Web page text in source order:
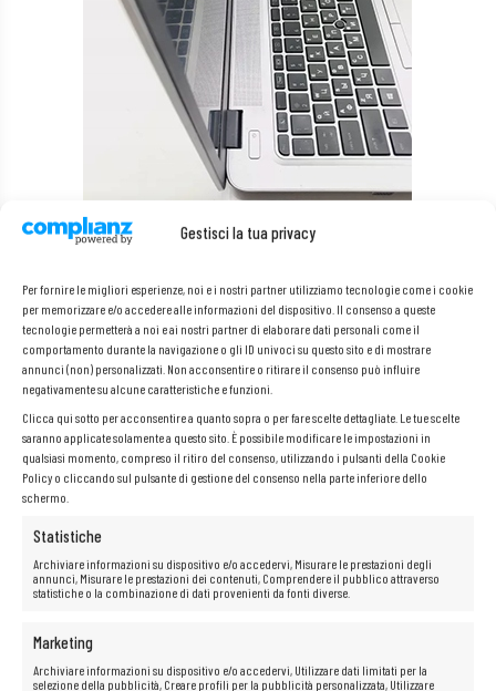
Gestisci la tua privacy
Per fornire le migliori esperienze, noi e i nostri partner utilizziamo tecnologie come i cookie
per memorizzare e/o accedere alle informazioni del dispositivo. Il consenso a queste
tecnologie permetterà a noi e ai nostri partner di elaborare dati personali come il
comportamento durante la navigazione o gli ID univoci su questo sito e di mostrare
annunci (non) personalizzati. Non acconsentire o ritirare il consenso può influire
negativamente su alcune caratteristiche e funzioni.
Clicca qui sotto per acconsentire a quanto sopra o per fare scelte dettagliate. Le tue scelte
saranno applicate solamente a questo sito. È possibile modificare le impostazioni in
qualsiasi momento, compreso il ritiro del consenso, utilizzando i pulsanti della Cookie
Policy o cliccando sul pulsante di gestione del consenso nella parte inferiore dello
schermo.
Statistiche
Archiviare informazioni su dispositivo e/o accedervi, Misurare le prestazioni degli
annunci, Misurare le prestazioni dei contenuti, Comprendere il pubblico attraverso
statistiche o la combinazione di dati provenienti da fonti diverse.
Marketing
Archiviare informazioni su dispositivo e/o accedervi, Utilizzare dati limitati per la
selezione della pubblicità, Creare profili per la pubblicità personalizzata, Utilizzare
Disco SSD veloce